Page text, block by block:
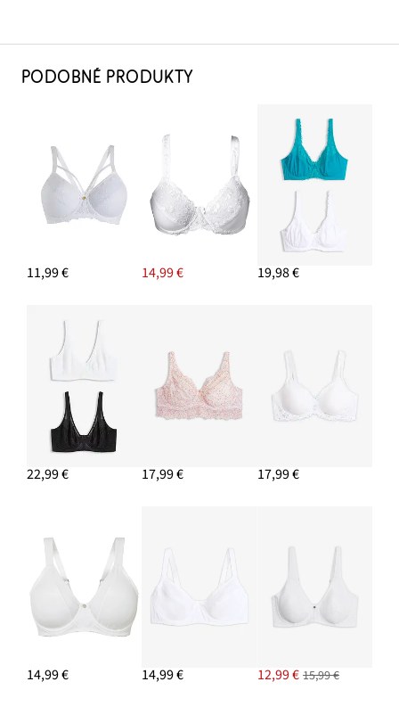
PODOBNÉ PRODUKTY
11,99 € 14,99 € 19,98 €
22,99 € 17,99 € 17,99 €
14,99 € 14,99 € 12,99 € 15,99 €